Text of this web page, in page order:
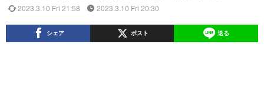
2023.3.10 Fri 21:58 2023.3.10 Fri 20:30
シェア ポスト 送る